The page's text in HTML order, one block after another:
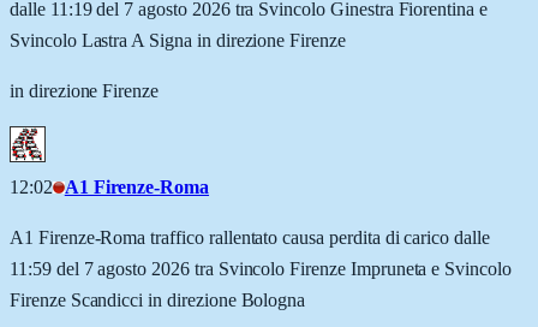
dalle 11:19 del 7 agosto 2026 tra Svincolo Ginestra Fiorentina e
Svincolo Lastra A Signa in direzione Firenze
in direzione Firenze
12:02 A1 Firenze-Roma
A1 Firenze-Roma traffico rallentato causa perdita di carico dalle
11:59 del 7 agosto 2026 tra Svincolo Firenze Impruneta e Svincolo
Firenze Scandicci in direzione Bologna